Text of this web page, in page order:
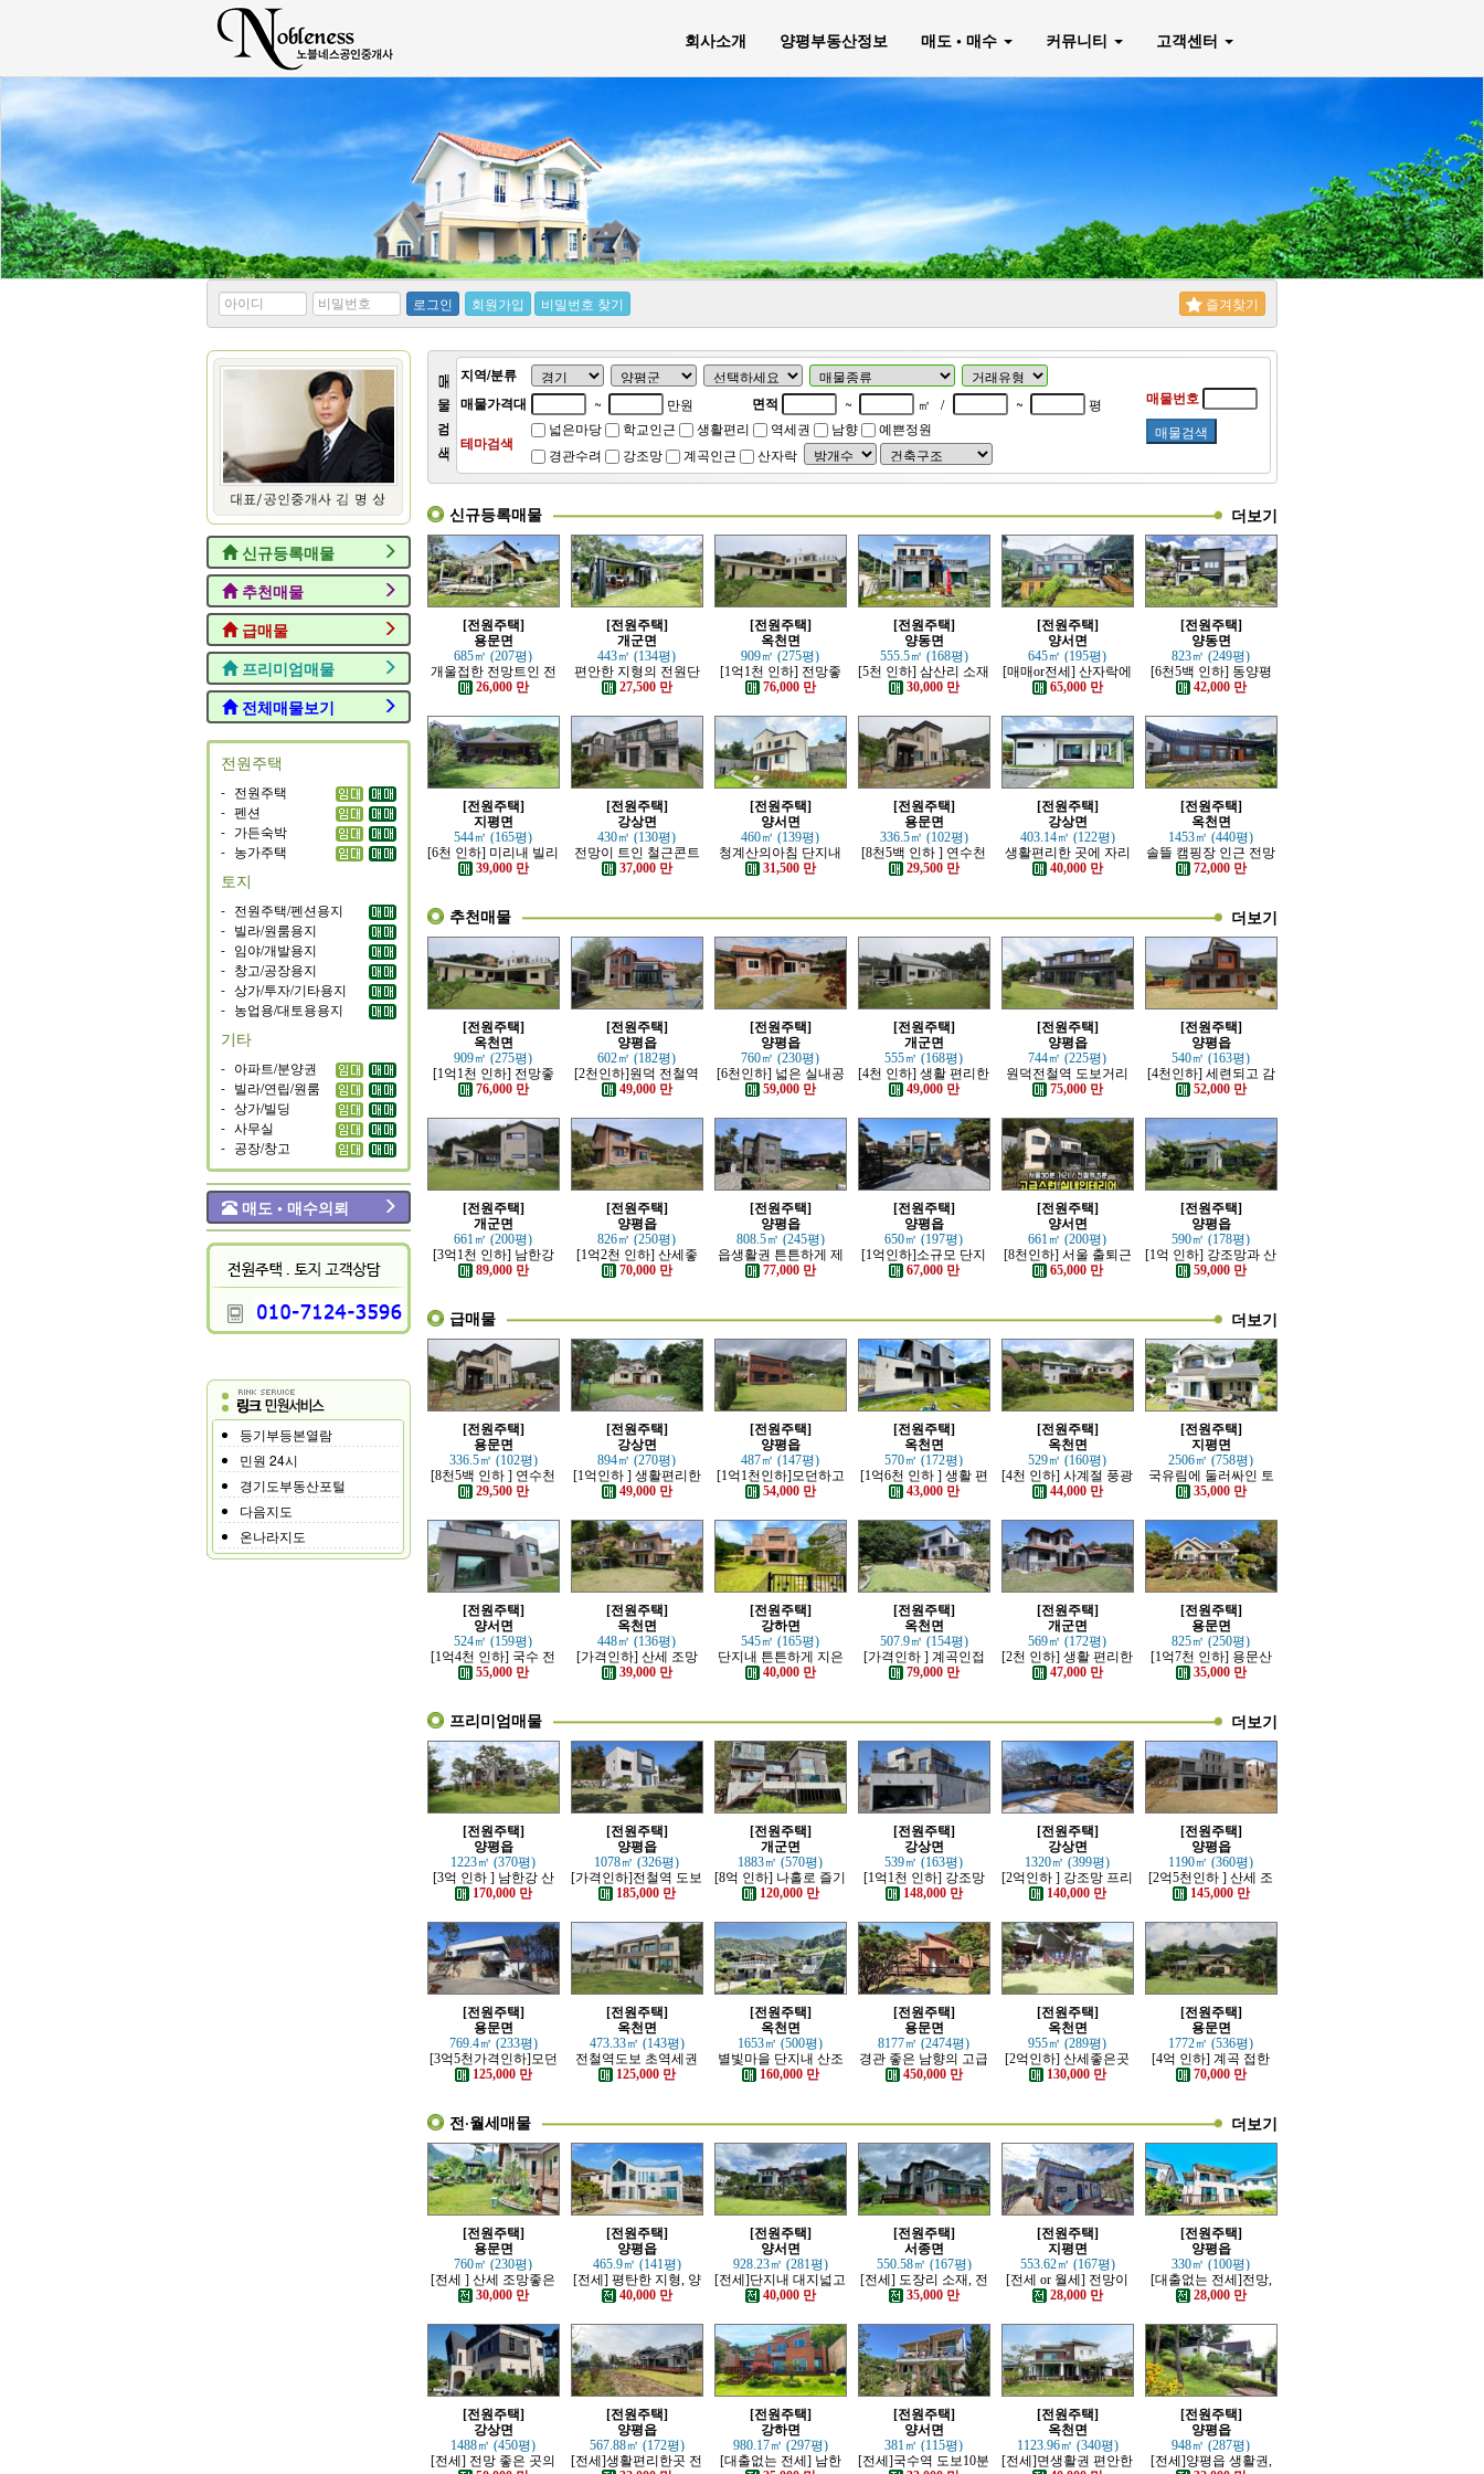
회사소개 양평부동산정보 매도 • 매수 커뮤니티 고객센터
*
아
디
*
비
번
호
로그인 회원가입 비밀번호 찾기 즐겨찾기
신규등록매물
추천매물
급매물
프리미엄매물
전체매물보기
전원주택
- 전원주택
- 펜션
- 가든숙박
- 농가주택
토지
- 전원주택/펜션용지
- 빌라/원룸용지
- 임야/개발용지
- 창고/공장용지
- 상가/투자/기타용지
- 농업용/대토용용지
기타
- 아파트/분양권
- 빌라/연립/원룸
- 상가/빌딩
- 사무실
- 공장/창고
매도 • 매수의뢰
등기부등본열람
민원 24시
경기도부동산포털
다음지도
온나라지도
지역/분류
매물번호
매물검색
매물가격대 ~ 만원 면적 ~ ㎡ / ~ 평
테마검색
넓은마당 학교인근 생활편리 역세권 남향
예쁜정원
경관수려
강조망 계곡인근 산자락
신규등록매물 더보기
[전원주택]
용문면
685㎡ (207평)
개울접한 전망트인 전
원주택
26,000 만
[전원주택]
개군면
443㎡ (134평)
편안한 지형의 전원단
지 내의 주택
27,500 만
[전원주택]
옥천면
909㎡ (275평)
[1억1천 인하] 전망좋
고 력셔리한 단층 철콘
전원주택
76,000 만
[전원주택]
양동면
555.5㎡ (168평)
[5천 인하] 삼산리 소재
튼튼한 철콘 전원주택
30,000 만
[전원주택]
양서면
645㎡ (195평)
[매매or전세] 산자락에
자리한 전망트인 전원
65,000 만
[전원주택]
양동면
823㎡ (249평)
[6천5백 인하] 동양평
IC, 양동역 가까운 전원
42,000 만
[전원주택]
지평면
544㎡ (165평)
[6천 인하] 미리내 빌리
지에 위치한 전원주택
39,000 만
[전원주택]
강상면
430㎡ (130평)
전망이 트인 철근콘트
리트 신축 주택
37,000 만
[전원주택]
양서면
460㎡ (139평)
청계산의아침 단지내
아담한 근생 주택
31,500 만
[전원주택]
용문면
336.5㎡ (102평)
[8천5백 인하 ] 연수천
가까운 튼튼하게 잘지
은 전원주택
29,500 만
[전원주택]
강상면
403.14㎡ (122평)
생활편리한 곳에 자리
한 단층 전원주택
40,000 만
[전원주택]
옥천면
1453㎡ (440평)
솔뜰 캠핑장 인근 전망
트인 통나무 근생주택
72,000 만
추천매물 더보기
[전원주택]
옥천면
909㎡ (275평)
[1억1천 인하] 전망좋
고 력셔리한 단층 철콘
전원주택
76,000 만
[전원주택]
양평읍
602㎡ (182평)
[2천인하]원덕 전철역
인근 전망 트인 예쁜전
49,000 만
[전원주택]
양평읍
760㎡ (230평)
[6천인하] 넓은 실내공
간 좋은 단층 근생주택
59,000 만
[전원주택]
개군면
555㎡ (168평)
[4천 인하] 생활 편리한
단지내 인테리어 예쁜
전원주택
49,000 만
[전원주택]
양평읍
744㎡ (225평)
원덕전철역 도보거리
추읍산 조망좋은 신축
전원주택
75,000 만
[전원주택]
양평읍
540㎡ (163평)
[4천인하] 세련되고 감
각적인 모던한 전원주
52,000 만
[전원주택]
개군면
661㎡ (200평)
[3억1천 인하] 남한강
조망 좋은 모던한 고급
전원주택
89,000 만
[전원주택]
양평읍
826㎡ (250평)
[1억2천 인하] 산세좋
고 읍생활 편리한 남향
의 전원주택
70,000 만
[전원주택]
양평읍
808.5㎡ (245평)
읍생활권 튼튼하게 제
대로 잘지은 전원주택
77,000 만
[전원주택]
양평읍
650㎡ (197평)
[1억인하]소규모 단지
내 제대로 잘지은 전원
67,000 만
[전원주택]
양서면
661㎡ (200평)
[8천인하] 서울 출퇴근
가능한 잘 지은 고급 전
65,000 만
[전원주택]
양평읍
590㎡ (178평)
[1억 인하] 강조망과 산
세 조망 좋은 고급 전원
59,000 만
급매물 더보기
[전원주택]
용문면
336.5㎡ (102평)
[8천5백 인하 ] 연수천
가까운 튼튼하게 잘지
은 전원주택
29,500 만
[전원주택]
강상면
894㎡ (270평)
[1억인하 ] 생활편리한
정남향의 관리 잘된 전
49,000 만
[전원주택]
양평읍
487㎡ (147평)
[1억1천인하]모던하고
심플한 신축전원주택
54,000 만
[전원주택]
옥천면
570㎡ (172평)
[1억6천 인하 ] 생활 편
리하고 전망 좋은 근생
43,000 만
[전원주택]
옥천면
529㎡ (160평)
[4천 인하] 사계절 풍광
좋고 전망이 트인 전원
44,000 만
[전원주택]
지평면
2506㎡ (758평)
국유림에 둘러싸인 토
지 넓은 전원주택
35,000 만
[전원주택]
양서면
524㎡ (159평)
[1억4천 인하] 국수 전
철역 인근 제대로 잘 지
은 신축 전원주택
55,000 만
[전원주택]
옥천면
448㎡ (136평)
[가격인하] 산세 조망
좋은 남향 전원주택
39,000 만
[전원주택]
강하면
545㎡ (165평)
단지내 튼튼하게 지은
전원주택
40,000 만
[전원주택]
옥천면
507.9㎡ (154평)
[가격인하 ] 계곡인접
산세 조망 좋은 남향의
전원주택
79,000 만
[전원주택]
개군면
569㎡ (172평)
[2천 인하] 생활 편리한
단지내 잘 관리된 전원
47,000 만
[전원주택]
용문면
825㎡ (250평)
[1억7천 인하] 용문산
관광단지 초입마을 남
35,000 만
프리미엄매물 더보기
[전원주택]
양평읍
1223㎡ (370평)
[3억 인하 ] 남한강 산
책로 접한 최고급 전원
170,000 만
[전원주택]
양평읍
1078㎡ (326평)
[가격인하]전철역 도보
강조망 되는 고급 전원
185,000 만
[전원주택]
개군면
1883㎡ (570평)
[8억 인하] 나홀로 즐기
는 남한강 조망의 고급
전원주택
120,000 만
[전원주택]
강상면
539㎡ (163평)
[1억1천 인하] 강조망
과 명산이 보이는 호텔
급 전원주택
148,000 만
[전원주택]
강상면
1320㎡ (399평)
[2억인하 ] 강조망 프리
미엄 고급전원주택
140,000 만
[전원주택]
양평읍
1190㎡ (360평)
[2억5천인하 ] 산세 조
망 좋은 럭셔리 고급 전
145,000 만
[전원주택]
용문면
769.4㎡ (233평)
[3억5천가격인하]모던
하고 고급스러운 본채,
별채있는 전원주택
125,000 만
[전원주택]
옥천면
473.33㎡ (143평)
전철역도보 초역세권
강조망 고급전원주택
125,000 만
[전원주택]
옥천면
1653㎡ (500평)
별빛마을 단지내 산조
망 좋은 전원주택
160,000 만
[전원주택]
용문면
8177㎡ (2474평)
경관 좋은 남향의 고급
전원주택
450,000 만
[전원주택]
옥천면
955㎡ (289평)
[2억인하] 산세좋은곳
전망좋은 고급전원주
130,000 만
[전원주택]
용문면
1772㎡ (536평)
[4억 인하] 계곡 접한
터 넓은 전원주택
70,000 만
전·월세매물 더보기
[전원주택]
용문면
760㎡ (230평)
[전세 ] 산세 조망좋은
정원 예쁜, 단층주택
30,000 만
[전원주택]
양평읍
465.9㎡ (141평)
[전세] 평탄한 지형, 양
평시내 차량 접근성 우
수한 전원주택
40,000 만
[전원주택]
양서면
928.23㎡ (281평)
[전세]단지내 대지넓고
전망이트인 전원주택
40,000 만
[전원주택]
서종면
550.58㎡ (167평)
[전세] 도장리 소재, 전
망 좋은 전원마을 철근
콘크리트 주택
35,000 만
[전원주택]
지평면
553.62㎡ (167평)
[전세 or 월세] 전망이
트인 잘지은 근생 전원
28,000 만
[전원주택]
양평읍
330㎡ (100평)
[대출없는 전세]전망,
접근성 좋은 전원주택
28,000 만
[전원주택]
강상면
1488㎡ (450평)
[전세] 전망 좋은 곳의
[전원주택]
양평읍
567.88㎡ (172평)
[전세]생활편리한곳 전
[전원주택]
강하면
980.17㎡ (297평)
[대출없는 전세] 남한
[전원주택]
양서면
381㎡ (115평)
[전세]국수역 도보10분
[전원주택]
옥천면
1123.96㎡ (340평)
[전세]면생활권 편안한
[전원주택]
양평읍
948㎡ (287평)
[전세]양평읍 생활권,